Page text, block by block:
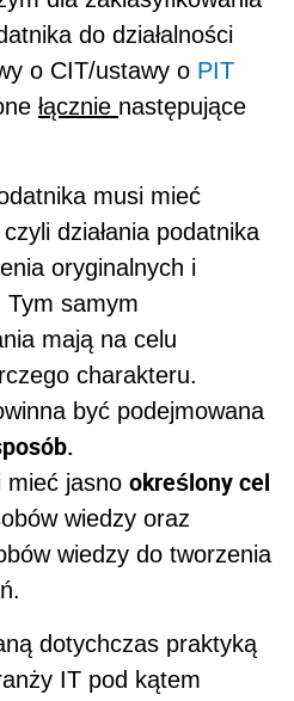
do działalności
o CIT/ustawy o PIT
łącznie następujące
musi mieć
czyli działania podatnika
oryginalnych i
Tym samym
mają na celu
charakteru.
być podejmowana
mieć jasno określony cel
wiedzy oraz
wiedzy do tworzenia
dotychczas praktyką
IT pod kątem